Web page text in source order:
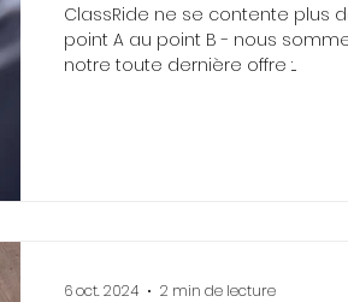
ClassRide ne se contente plus
point A au point B - nous
notre toute dernière offre :...
6 oct. 2024 2 min de lecture